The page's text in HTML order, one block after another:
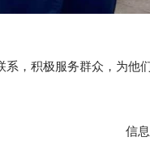
，积极服务群众，为他
信